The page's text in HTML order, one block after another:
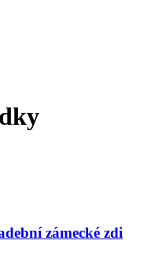
zámecké zdi